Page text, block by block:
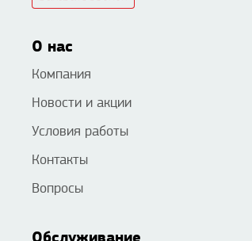
О нас
Компания
Новости и акции
Условия работы
Контакты
Вопросы